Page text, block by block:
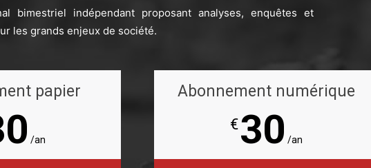
bimestriel indépendant proposant analyses, enquêtes et
les grands enjeux de société.
papier
/an
Abonnement numérique
€30 /an